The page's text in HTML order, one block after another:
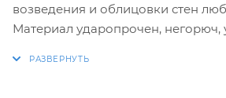
возведения и облицовки стен
Материал ударопрочен, негорюч,